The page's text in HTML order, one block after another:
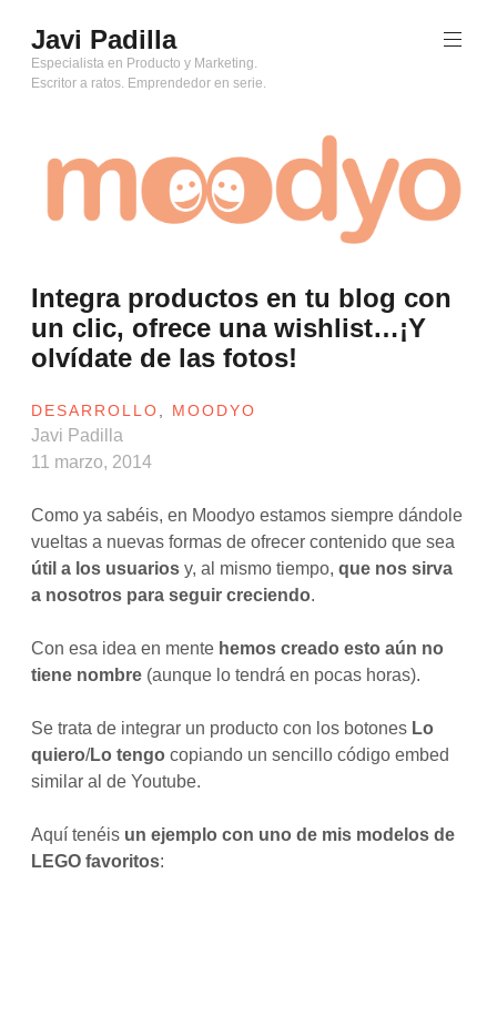
al
contenido
Javi Padilla
Especialista en Producto y Marketing.
Escritor a ratos. Emprendedor en serie.
Integra productos en tu blog con
un clic, ofrece una wishlist…¡Y
olvídate de las fotos!
DESARROLLO MOODYO
Javi Padilla
11 marzo, 2014
Como ya sabéis, en Moodyo estamos siempre dándole
vueltas a nuevas formas de ofrecer contenido que sea
útil a los usuarios y, al mismo tiempo,que nos sirva
a nosotros para seguir creciendo.
Con esa idea en mente hemos creado esto aún no
tiene nombre (aunque lo tendrá en pocas horas).
Se trata de integrar un producto con los botones Lo
quiero/Lo tengo copiando un sencillo código embed
similar al de Youtube.
Aquí tenéis un ejemplo con uno de mis modelos de
LEGO favoritos: